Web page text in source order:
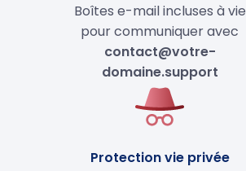
Boîtes e-mail incluses à vie
pour communiquer avec
contact@votre-
domaine.support
Protection vie privée